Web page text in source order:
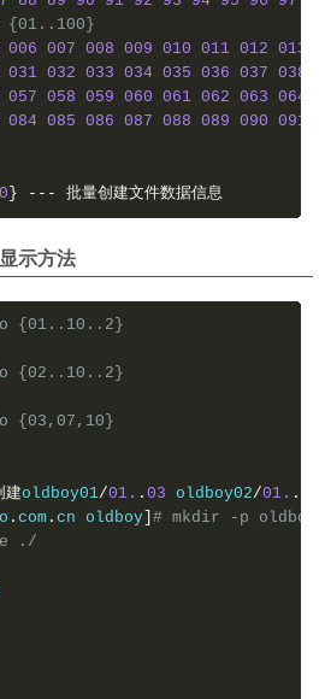
{01..100}
006 007 008 009 010 011 012 013
031 032 033 034 035 036 037 038
057 058 059 060 061 062 063 064
084 085 086 087 088 089 090 091
} --- 批量创建文件数据信息
示方法
{01..10..2}
{02..10..2}
{03,07,10}
建oldboy01/01. . 03 oldboy02/01. .
. com . cn oldboy] # mkdir -p
./